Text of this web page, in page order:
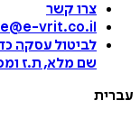
צרו קשר
vrit.co.il
לביטול עסקה
שם מלא, ת.ז
עברית